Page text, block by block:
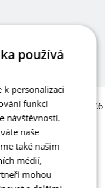
používá
k personalizaci
funkcí
návštěvnosti.
naše
také našim
médií,
mohou